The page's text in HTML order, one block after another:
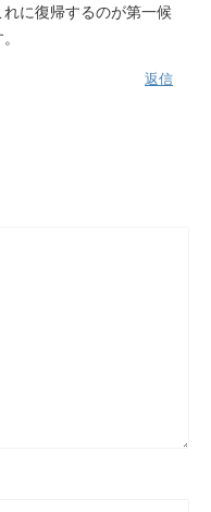
に復帰するのが第一候
返信